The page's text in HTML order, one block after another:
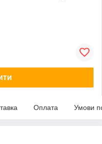
Оплата Умови